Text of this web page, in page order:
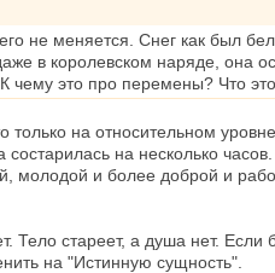
не меняется. Снег как был
в королевском наряде, она
чему это про перемены? Что
на относительном
на несколько
молодой и более доброй и
Тело стареет, а душа нет.
на "Истинную сущность".